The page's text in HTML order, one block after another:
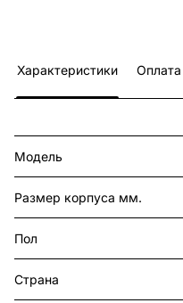
Характеристики Оплата
Модель
Размер корпуса мм.
Пол
Страна